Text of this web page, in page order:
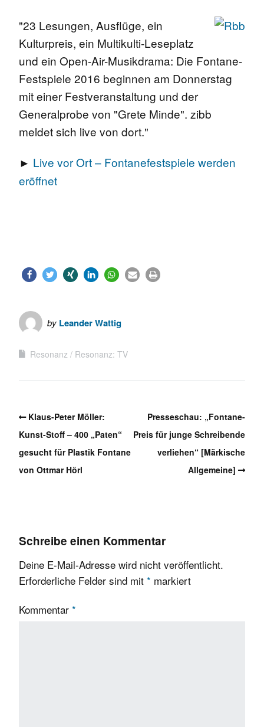
"23 Lesungen, Ausflüge, ein
Kulturpreis, ein Multikulti-Leseplatz
und ein Open-Air-Musikdrama: Die Fontane-
Festspiele 2016 beginnen am Donnerstag
mit einer Festveranstaltung und der
Generalprobe von "Grete Minde". zibb
meldet sich live von dort."
► Live vor Ort – Fontanefestspiele werden
eröffnet
by Leander Wattig
Resonanz Resonanz: TV
Klaus-Peter Möller:
Kunst-Stoff – 400 „Paten“
gesucht für Plastik Fontane
von Ottmar Hörl
Presseschau: „Fontane-
Preis für junge Schreibende
verliehen“ [Märkische
Allgemeine]
Schreibe einen Kommentar
Deine E-Mail-Adresse wird nicht veröffentlicht.
Erforderliche Felder sind mit * markiert
Kommentar *